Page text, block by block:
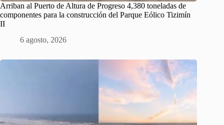
Arriban al Puerto de Altura de Progreso 4,380 toneladas de
componentes para la construcción del Parque Eólico Tizimín
II
6 agosto, 2026